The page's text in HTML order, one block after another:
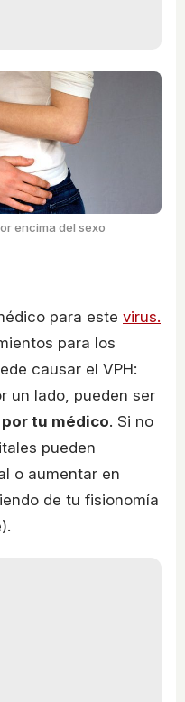
encima del sexo
para este virus.
para los
causar el VPH:
un lado, pueden ser
tu médico. Si no
pueden
o aumentar en
de tu fisionomía